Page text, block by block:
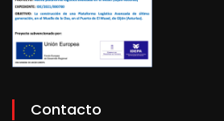
Contacto